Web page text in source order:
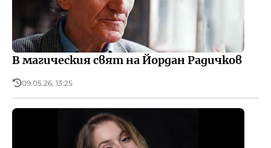
В магическия свят на Йордан Радичков
09.05.26, 13:25